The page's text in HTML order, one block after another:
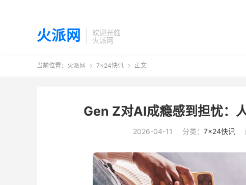
火派网
欢迎光临
火派网
当前位置： 火派网  7×24快讯  正文
Gen Z对AI成瘾感到担忧：
2026-04-11 分类： 7×24快讯